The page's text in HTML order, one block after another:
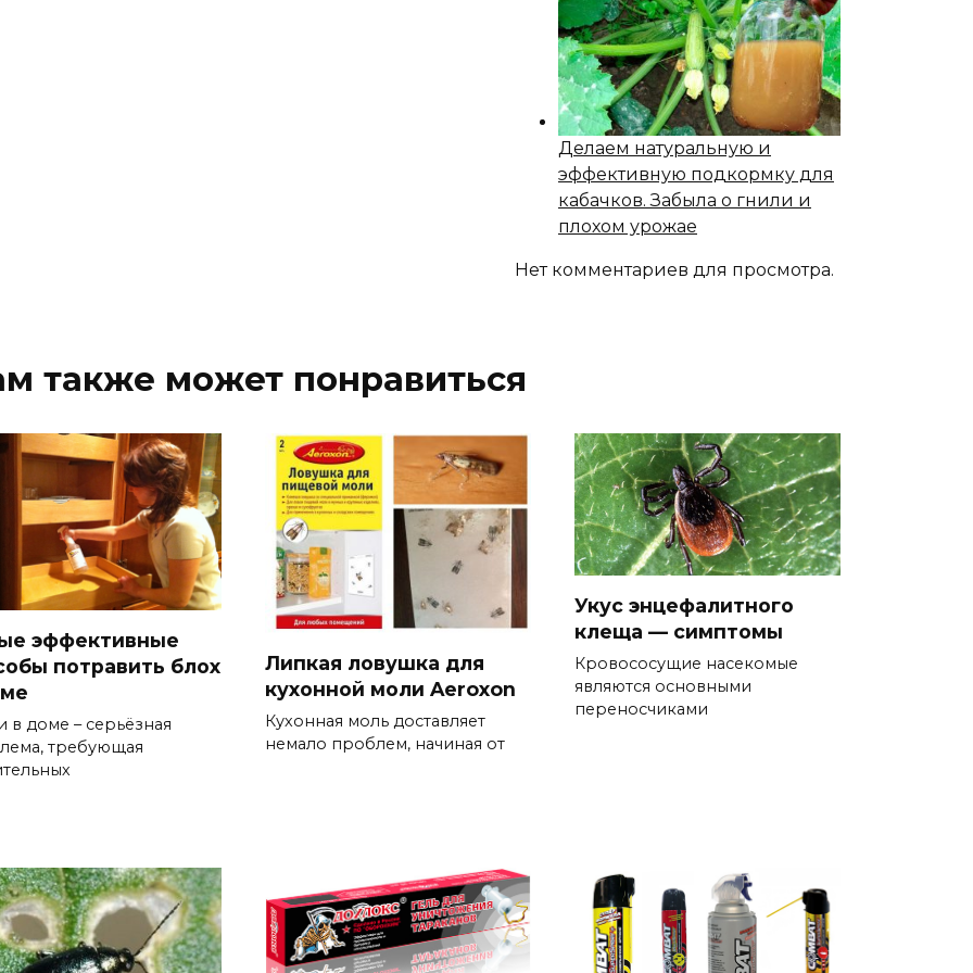
Делаем натуральную и
эффективную подкормку для
кабачков. Забыла о гнили и
плохом урожае
Нет комментариев для просмотра.
также может понравиться
эффективные
потравить блох
в доме – серьёзная
требующая
Липкая ловушка для
кухонной моли Aeroxon
Кухонная моль доставляет
немало проблем, начиная от
Укус энцефалитного
клеща — симптомы
Кровососущие насекомые
являются основными
переносчиками